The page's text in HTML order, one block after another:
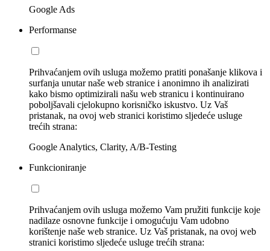
Google Ads
Performanse
Prihvaćanjem ovih usluga možemo pratiti ponašanje klikova i
surfanja unutar naše web stranice i anonimno ih analizirati
kako bismo optimizirali našu web stranicu i kontinuirano
poboljšavali cjelokupno korisničko iskustvo. Uz Vaš
pristanak, na ovoj web stranici koristimo sljedeće usluge
trećih strana:
Google Analytics, Clarity, A/B-Testing
Funkcioniranje
Prihvaćanjem ovih usluga možemo Vam pružiti funkcije koje
nadilaze osnovne funkcije i omogućuju Vam udobno
korištenje naše web stranice. Uz Vaš pristanak, na ovoj web
stranici koristimo sljedeće usluge trećih strana: